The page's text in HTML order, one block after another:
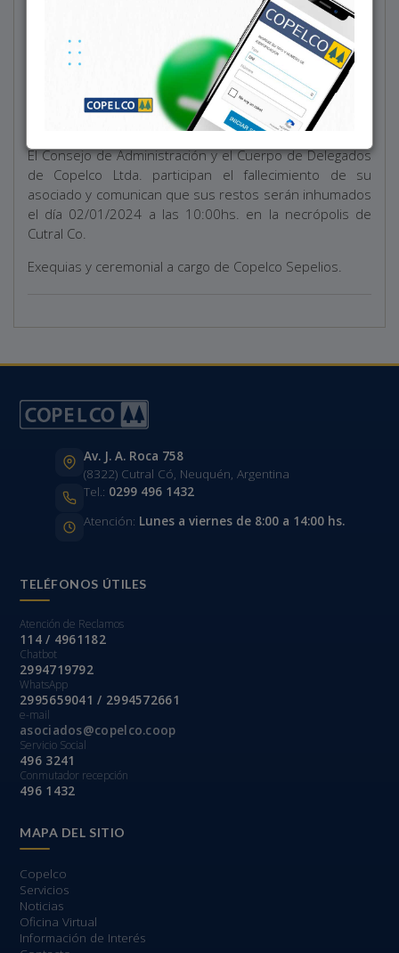
31/07/1946 - 01/01/2024
El Consejo de Administración y el Cuerpo de Delegados
de Copelco Ltda. participan el fallecimiento de su
asociado y comunican que sus restos serán inhumados
el día 02/01/2024 a las 10:00hs. en la necrópolis de
Cutral Co.
Exequias y ceremonial a cargo de Copelco Sepelios.
Av. J. A. Roca 758
(8322) Cutral Có, Neuquén, Argentina
Tel.: 0299 496 1432
Atención: Lunes a viernes de 8:00 a 14:00 hs.
TELÉFONOS ÚTILES
Atención de Reclamos
114 / 4961182
Chatbot
2994719792
WhatsApp
2995659041 / 2994572661
e-mail
asociados@copelco.coop
Servicio Social
496 3241
Conmutador recepción
496 1432
MAPA DEL SITIO
Copelco
Servicios
Noticias
Oficina Virtual
Información de Interés